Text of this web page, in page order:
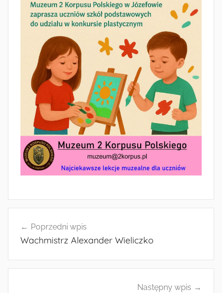
wpisuPoprzedni wpis
Wachmistrz Alexander Wieliczko
Następny wpis